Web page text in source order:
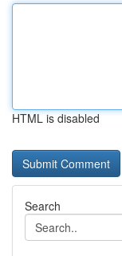
HTML is disabled
Search